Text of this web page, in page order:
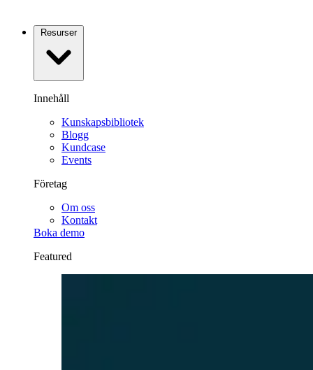
Resurser
Innehåll
Kunskapsbibliotek
Blogg
Kundcase
Events
Företag
Om oss
Kontakt
Boka demo
Featured